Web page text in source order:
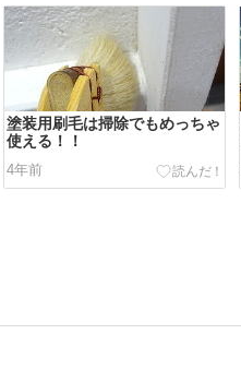
塗装用刷毛は掃除でもめっちゃ
使える！！
4年前